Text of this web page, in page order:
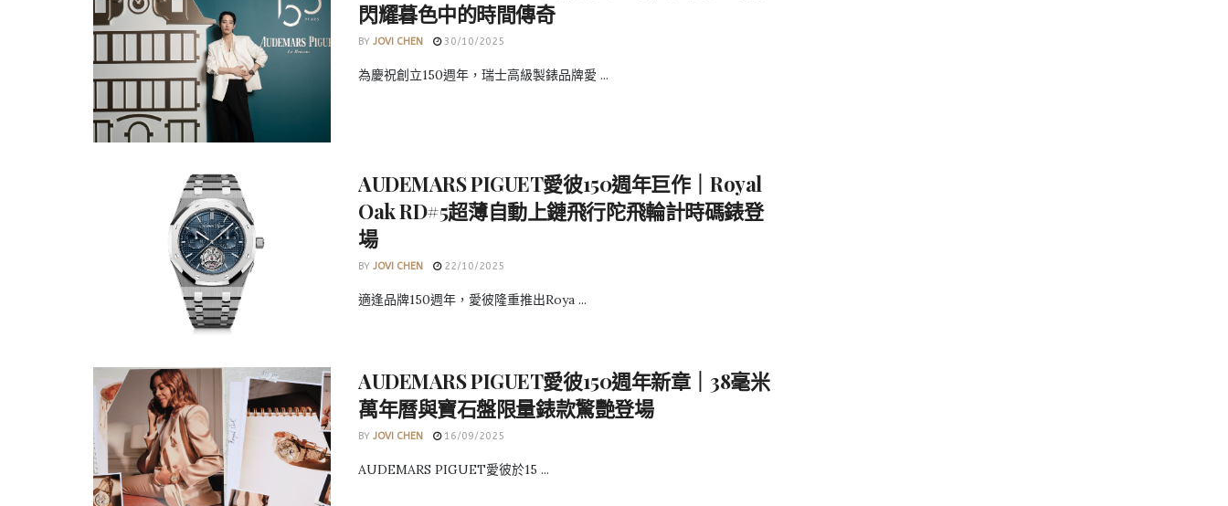
閃耀暮色中的時間傳奇
BY JOVI CHEN 30/10/2025
為慶祝創立150週年，瑞士高級製錶品牌愛 ...
AUDEMARS PIGUET愛彼150週年巨作｜Royal
Oak RD#5超薄自動上鏈飛行陀飛輪計時碼錶登
場
BY JOVI CHEN 22/10/2025
適逢品牌150週年，愛彼隆重推出Roya ...
AUDEMARS PIGUET愛彼150週年新章｜38毫米
萬年曆與寶石盤限量錶款驚艷登場
BY JOVI CHEN 16/09/2025
AUDEMARS PIGUET愛彼於15 ...